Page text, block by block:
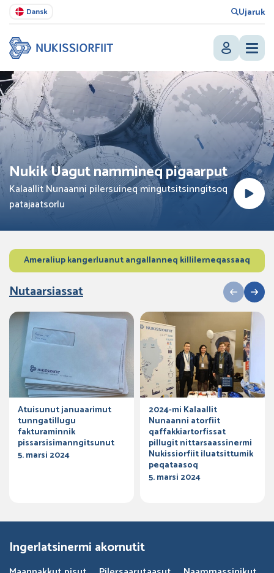
Dansk Ujaruk
Nukik Uagut nammineq pigaarput
Kalaallit Nunaanni pilersuineq mingutsitsinngitsoq
patajaatsorlu
Ameraliup kangerluanut angallanneq killilerneqassaaq
Nutaarsiassat
Atuisunut januaarimut
tunngatillugu
fakturaminnik
pissarsisimanngitsunut
5. marsi 2024
2024-mi Kalaallit
Nunaanni atorfiit
qaffakkiartorfissat
pillugit nittarsaassinermi
Nukissiorfiit iluatsittumik
peqataasoq
5. marsi 2024
Ingerlatsinermi akornutit